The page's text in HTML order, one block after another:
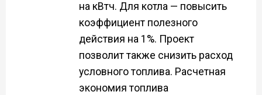
на кВтч. Для котла — повысить
коэффициент полезного
действия на 1%. Проект
позволит также снизить расход
условного топлива. Расчетная
экономия топлива